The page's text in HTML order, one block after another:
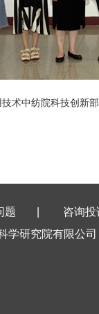
术中纺院科技创新
题
咨询投
学研究院有限公司